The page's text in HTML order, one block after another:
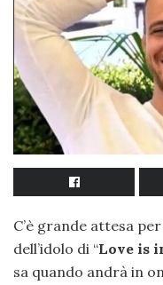
C’è grande attesa
dell’idolo di “Love is
sa quando andrà in